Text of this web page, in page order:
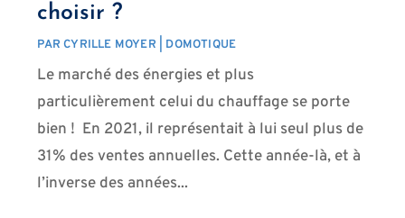
choisir ?
PARCYRILLE MOYER DOMOTIQUE
Le marché des énergies et plus
particulièrement celui du chauffage se porte
bien ! En 2021, il représentait à lui seul plus de
31% des ventes annuelles. Cette année-là, et à
l’inverse des années...